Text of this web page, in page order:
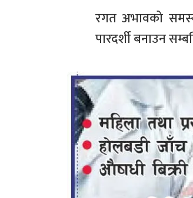
रगत अभावको
पारदर्शी बनाउन